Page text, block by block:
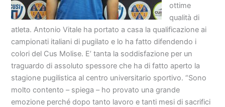
ottime
qualità di
atleta. Antonio Vitale ha portato a casa la qualificazione ai
campionati italiani di pugilato e lo ha fatto difendendo i
colori del Cus Molise. E’ tanta la soddisfazione per un
traguardo di assoluto spessore che ha di fatto aperto la
stagione pugilistica al centro universitario sportivo. “Sono
molto contento – spiega – ho provato una grande
emozione perché dopo tanto lavoro e tanti mesi di sacrifici